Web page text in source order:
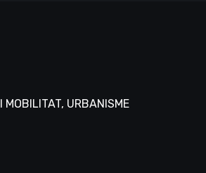
MOBILITAT, URBANISME